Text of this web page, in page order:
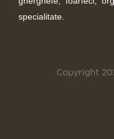
specialitate.
Copyright